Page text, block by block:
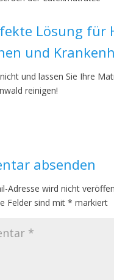
Lösung für
und
und lassen Sie Ihre
reinigen!
absenden
Adresse wird nicht
Felder sind mit * markiert